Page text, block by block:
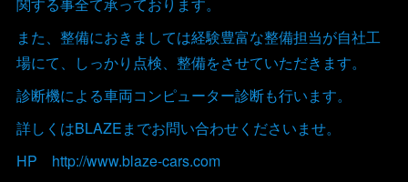
関する事全て承っております。
また、整備におきましては経験豊富な整備担当が自社工
場にて、しっかり点検、整備をさせていただきます。
診断機による車両コンピューター診断も行います。
詳しくはBLAZEまでお問い合わせくださいませ。
HP http://www.blaze-cars.com